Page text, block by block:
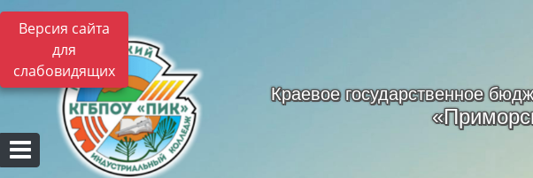
Версия сайта
для
слабовидящих
Краевое государственное